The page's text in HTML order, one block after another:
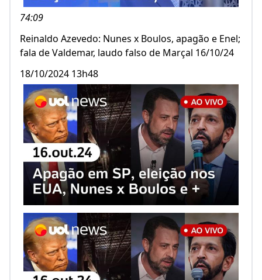
74:09
Reinaldo Azevedo: Nunes x Boulos, apagão e Enel;
fala de Valdemar, laudo falso de Marçal 16/10/24
18/10/2024 13h48